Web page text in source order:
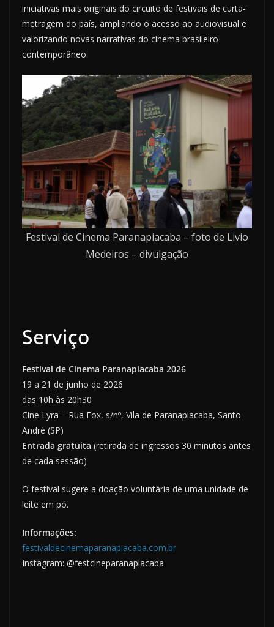
iniciativas mais originais do circuito de festivais de curta-
metragem do país, ampliando o acesso ao audiovisual e
valorizando novas narrativas do cinema brasileiro
contemporâneo.
Festival de Cinema Paranapiacaba – foto de Livio
Medeiros – divulgação
Serviço
Festival de Cinema Paranapiacaba 2026
19 a 21 de junho de 2026
das 10h às 20h30
Cine Lyra – Rua Fox, s/nº, Vila de Paranapiacaba, Santo
André (SP)
Entrada gratuita (retirada de ingressos 30 minutos antes
de cada sessão)
O festival sugere a doação voluntária de uma unidade de
leite em pó.
Informações:
festivaldecinemaparanapiacaba.com.br
Instagram: @festcineparanapiacaba